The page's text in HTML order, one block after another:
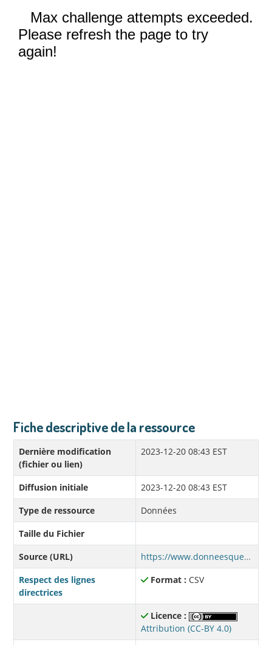
Fiche descriptive de la ressource
Dernière modification
(fichier ou lien)
2023-12-20 08:43 EST
Diffusion initiale
2023-12-20 08:43 EST
Type de ressource
Données
Taille du Fichier
Source (URL)
https://www.donneesquebec.ca/recherche/dataset/1bb9277c-2a31-42ee-8625-2b68d4283026/resource/6f60e6c2-1ddf-4255-9560-9fbc4fc6cfd0/download/afdr-adultes-202307.csv
Respect des lignes
directrices
Format : CSV
Licence :
Attribution (CC-BY 4.0)